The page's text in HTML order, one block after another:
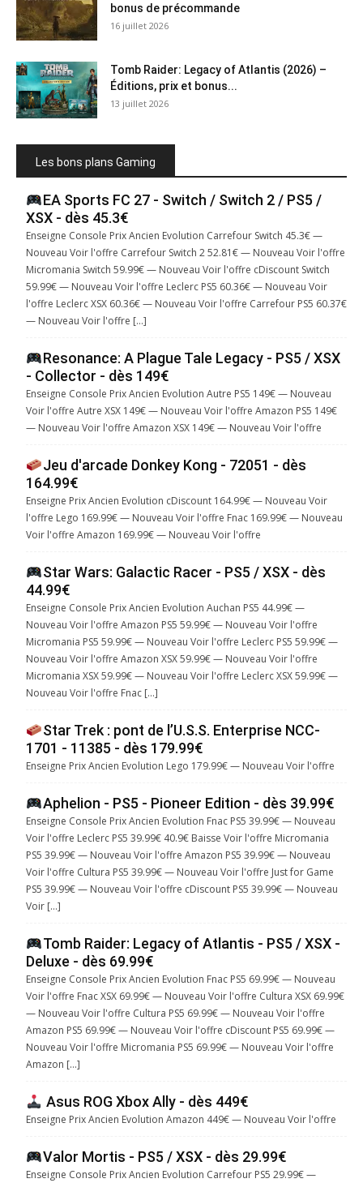
bonus de précommande
16 juillet 2026
Tomb Raider: Legacy of Atlantis (2026) –
Éditions, prix et bonus...
13 juillet 2026
Les bons plans Gaming
EA Sports FC 27 - Switch / Switch 2 / PS5 /
XSX - dès 45.3€
Enseigne Console Prix Ancien Evolution Carrefour Switch 45.3€ —
Nouveau Voir l'offre Carrefour Switch 2 52.81€ — Nouveau Voir l'offre
Micromania Switch 59.99€ — Nouveau Voir l'offre cDiscount Switch
59.99€ — Nouveau Voir l'offre Leclerc PS5 60.36€ — Nouveau Voir
l'offre Leclerc XSX 60.36€ — Nouveau Voir l'offre Carrefour PS5 60.37€
— Nouveau Voir l'offre […]
Resonance: A Plague Tale Legacy - PS5 / XSX
- Collector - dès 149€
Enseigne Console Prix Ancien Evolution Autre PS5 149€ — Nouveau
Voir l'offre Autre XSX 149€ — Nouveau Voir l'offre Amazon PS5 149€
— Nouveau Voir l'offre Amazon XSX 149€ — Nouveau Voir l'offre
Jeu d'arcade Donkey Kong - 72051 - dès
164.99€
Enseigne Prix Ancien Evolution cDiscount 164.99€ — Nouveau Voir
l'offre Lego 169.99€ — Nouveau Voir l'offre Fnac 169.99€ — Nouveau
Voir l'offre Amazon 169.99€ — Nouveau Voir l'offre
Star Wars: Galactic Racer - PS5 / XSX - dès
44.99€
Enseigne Console Prix Ancien Evolution Auchan PS5 44.99€ —
Nouveau Voir l'offre Amazon PS5 59.99€ — Nouveau Voir l'offre
Micromania PS5 59.99€ — Nouveau Voir l'offre Leclerc PS5 59.99€ —
Nouveau Voir l'offre Amazon XSX 59.99€ — Nouveau Voir l'offre
Micromania XSX 59.99€ — Nouveau Voir l'offre Leclerc XSX 59.99€ —
Nouveau Voir l'offre Fnac […]
Star Trek : pont de l’U.S.S. Enterprise NCC-
1701 - 11385 - dès 179.99€
Enseigne Prix Ancien Evolution Lego 179.99€ — Nouveau Voir l'offre
Aphelion - PS5 - Pioneer Edition - dès 39.99€
Enseigne Console Prix Ancien Evolution Fnac PS5 39.99€ — Nouveau
Voir l'offre Leclerc PS5 39.99€ 40.9€ Baisse Voir l'offre Micromania
PS5 39.99€ — Nouveau Voir l'offre Amazon PS5 39.99€ — Nouveau
Voir l'offre Cultura PS5 39.99€ — Nouveau Voir l'offre Just for Game
PS5 39.99€ — Nouveau Voir l'offre cDiscount PS5 39.99€ — Nouveau
Voir […]
Tomb Raider: Legacy of Atlantis - PS5 / XSX -
Deluxe - dès 69.99€
Enseigne Console Prix Ancien Evolution Fnac PS5 69.99€ — Nouveau
Voir l'offre Fnac XSX 69.99€ — Nouveau Voir l'offre Cultura XSX 69.99€
— Nouveau Voir l'offre Cultura PS5 69.99€ — Nouveau Voir l'offre
Amazon PS5 69.99€ — Nouveau Voir l'offre cDiscount PS5 69.99€ —
Nouveau Voir l'offre Micromania PS5 69.99€ — Nouveau Voir l'offre
Amazon […]
Asus ROG Xbox Ally - dès 449€
Enseigne Prix Ancien Evolution Amazon 449€ — Nouveau Voir l'offre
Valor Mortis - PS5 / XSX - dès 29.99€
Enseigne Console Prix Ancien Evolution Carrefour PS5 29.99€ —